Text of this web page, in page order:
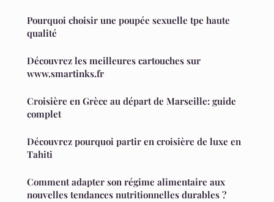
Pourquoi choisir une poupée sexuelle tpe haute
qualité
Découvrez les meilleures cartouches sur
www.smartinks.fr
Croisière en Grèce au départ de Marseille: guide
complet
Découvrez pourquoi partir en croisière de luxe en
Tahiti
Comment adapter son régime alimentaire aux
nouvelles tendances nutritionnelles durables ?